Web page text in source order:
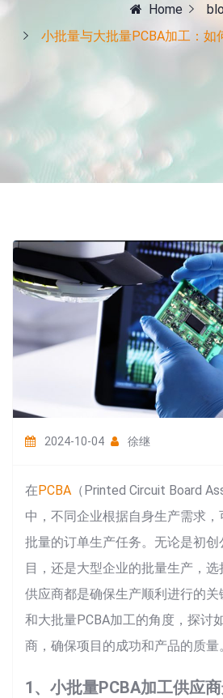
Home
小批量与大批量PCBA加工：如
2024-10-04 徐继
在PCBA （Printed Circuit Board
中，不同企业根据自身生产需求
批量的订单生产任务。无论是初
目，还是大型企业的批量生产，选
供应商都是确保生产顺利进行的
和大批量PCBA加工的角度，探讨
商，确保项目的成功和产品的质量
1、小批量PCBA加工供应